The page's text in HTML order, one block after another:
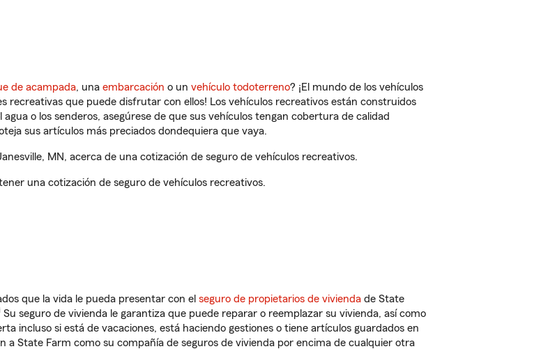
de acampada, una embarcación o un vehículo todoterreno? ¡El mundo de los vehículos
recreativas que puede disfrutar con ellos! Los vehículos recreativos están construidos
o los senderos, asegúrese de que sus vehículos tengan cobertura de calidad
sus artículos más preciados dondequiera que vaya.
MN, acerca de una cotización de seguro de vehículos recreativos.
una cotización de seguro de vehículos recreativos.
que la vida le pueda presentar con el seguro de propietarios de vivienda de State
Su seguro de vivienda le garantiza que puede reparar o reemplazar su vivienda, así como
incluso si está de vacaciones, está haciendo gestiones o tiene artículos guardados en
a State Farm como su compañía de seguros de vivienda por encima de cualquier otra